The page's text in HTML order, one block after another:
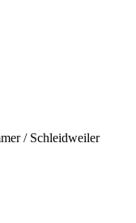
/ Schleidweiler